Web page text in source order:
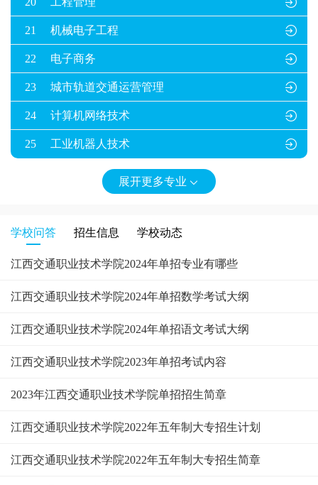

21 机械电子工程

22 电子商务

23 城市轨道交通运营管理

24 计算机网络技术

25 工业机器人技术
展开更多专业 
学校问答 招生信息 学校动态
江西交通职业技术学院2024年单招专业有哪些
江西交通职业技术学院2024年单招数学考试大纲
江西交通职业技术学院2024年单招语文考试大纲
江西交通职业技术学院2023年单招考试内容
2023年江西交通职业技术学院单招招生简章
江西交通职业技术学院2022年五年制大专招生计划
江西交通职业技术学院2022年五年制大专招生简章